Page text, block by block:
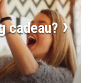
cadeau?